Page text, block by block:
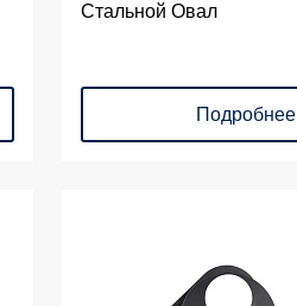
Стальной Овал
Подробнее